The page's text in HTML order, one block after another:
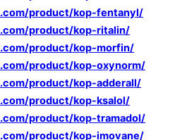
product/kop-fentanyl/
product/kop-ritalin/
product/kop-morfin/
product/kop-oxynorm/
product/kop-adderall/
product/kop-ksalol/
product/kop-tramadol/
product/kop-imovane/